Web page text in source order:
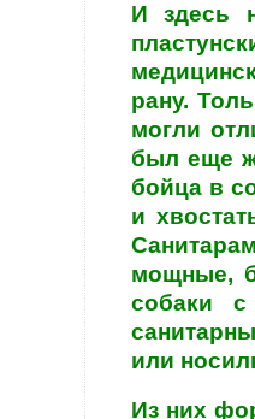
И здесь
рану.
могли
был еще
бойца в
и
мощные,
собаки
или
Из них